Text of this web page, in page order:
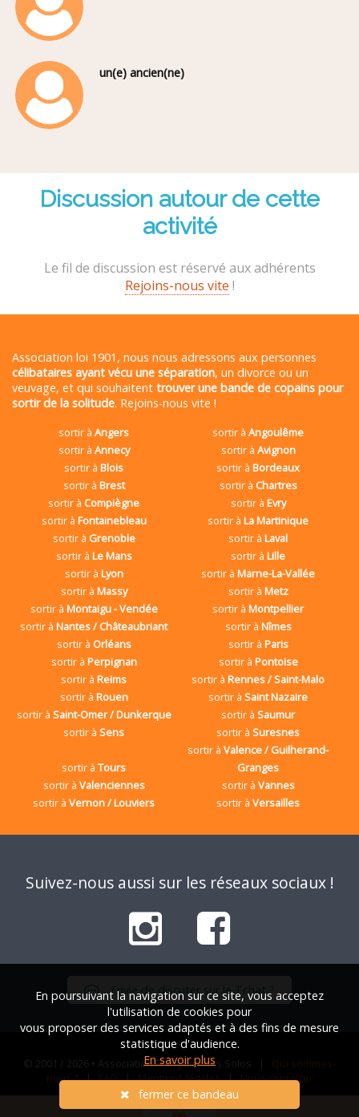
un(e) ancien(ne)
Discussion autour de cette
activité
Le fil de discussion est réservé aux adhérents
Rejoins-nous vite !
Association loi 1901, nous nous adressons aux personnes
célibataires ayant vécu une séparation, un divorce ou un
veuvage, et qui souhaitent trouver une bande de copains pour
sortir de la solitude. Rejoins-nous vite !
sortir àAngers sortir àAngoulême
sortir à Annecy sortir à Avignon
sortir àBlois sortir àBordeaux
sortir à Brest sortir à Chartres
sortir à Compiègne sortir à Evry
sortir à Fontainebleau sortir àLa Martinique
sortir à Grenoble sortir àLaval
sortir à Le Mans sortir àLille
sortir à Lyon sortir àMarne-La-Vallée
sortir à Massy sortir à Metz
sortir à Montaigu - Vendée sortir àMontpellier
sortir àNantes / Châteaubriant sortir à Nîmes
sortir à Orléans sortir à Paris
sortir à Perpignan sortir à Pontoise
sortir àReims sortir àRennes / Saint-Malo
sortir à Rouen sortir àSaint Nazaire
sortir à Saint-Omer / Dunkerque sortir àSaumur
sortir àSens sortir àSuresnes
sortir àTours
sortir àValence / Guilherand-
Granges
sortir à Valenciennes sortir à Vannes
sortir àVernon / Louviers sortir àVersailles
Suivez-nous aussi sur les réseaux sociaux !
Envie de discuter sur le Tchat ?
© 2001 / 2026 • Association Française des Solos | Qui sommes-
nous ?|FAQ|Mentions légales|Nous contacter
En poursuivant la navigation sur ce site, vous acceptez
l'utilisation de cookies pour
vous proposer des services adaptés et à des fins de mesure
statistique d'audience.
En savoir plus
fermer ce bandeau